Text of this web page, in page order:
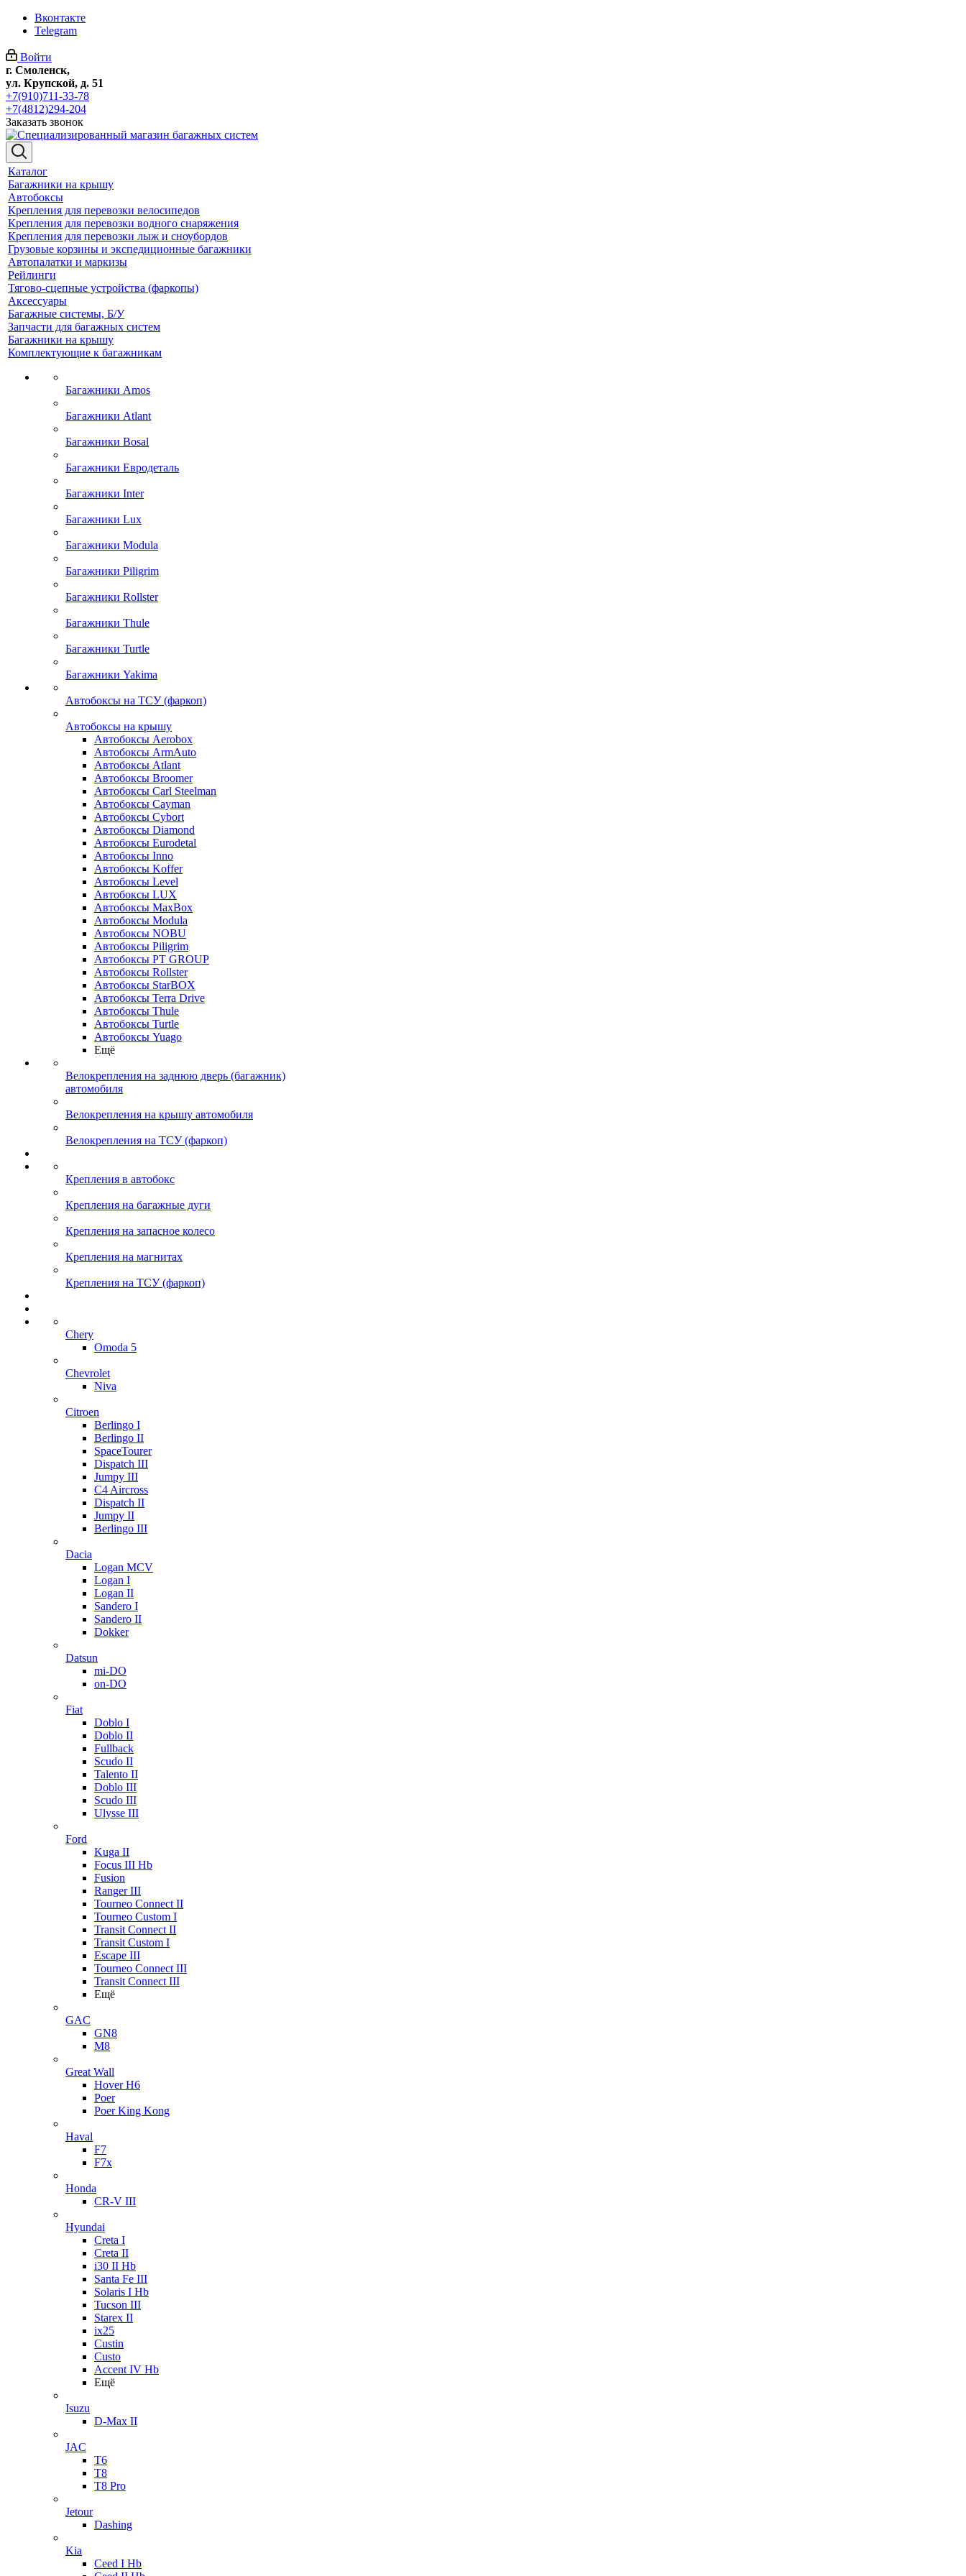
Вконтакте
Telegram
Войти
г. Смоленск,
ул. Крупской, д. 51
+7(910)711-33-78
+7(4812)294-204
Заказать звонок
Каталог
Багажники на крышу
Автобоксы
Крепления для перевозки велосипедов
Крепления для перевозки водного снаряжения
Крепления для перевозки лыж и сноубордов
Грузовые корзины и экспедиционные багажники
Автопалатки и маркизы
Рейлинги
Тягово-сцепные устройства (фаркопы)
Аксессуары
Багажные системы, Б/У
Запчасти для багажных систем
Багажники на крышу
Комплектующие к багажникам
Багажники Amos
Багажники Atlant
Багажники Bosal
Багажники Евродеталь
Багажники Inter
Багажники Lux
Багажники Modula
Багажники Piligrim
Багажники Rollster
Багажники Thule
Багажники Turtle
Багажники Yakima
Автобоксы на ТСУ (фаркоп)
Автобоксы на крышу
Автобоксы Aerobox
Автобоксы ArmAuto
Автобоксы Atlant
Автобоксы Broomer
Автобоксы Carl Steelman
Автобоксы Cayman
Автобоксы Cybort
Автобоксы Diamond
Автобоксы Eurodetal
Автобоксы Inno
Автобоксы Koffer
Автобоксы Level
Автобоксы LUX
Автобоксы MaxBox
Автобоксы Modula
Автобоксы NOBU
Автобоксы Piligrim
Автобоксы PT GROUP
Автобоксы Rollster
Автобоксы StarBOX
Автобоксы Terra Drive
Автобоксы Thule
Автобоксы Turtle
Автобоксы Yuago
Ещё
Велокрепления на заднюю дверь (багажник)
автомобиля
Велокрепления на крышу автомобиля
Велокрепления на ТСУ (фаркоп)
Крепления в автобокс
Крепления на багажные дуги
Крепления на запасное колесо
Крепления на магнитах
Крепления на ТСУ (фаркоп)
Chery
Omoda 5
Chevrolet
Niva
Citroen
Berlingo I
Berlingo II
SpaceTourer
Dispatch III
Jumpy III
C4 Aircross
Dispatch II
Jumpy II
Berlingo III
Dacia
Logan MCV
Logan I
Logan II
Sandero I
Sandero II
Dokker
Datsun
mi-DO
on-DO
Fiat
Doblo I
Doblo II
Fullback
Scudo II
Talento II
Doblo III
Scudo III
Ulysse III
Ford
Kuga II
Focus III Hb
Fusion
Ranger III
Tourneo Connect II
Tourneo Custom I
Transit Connect II
Transit Custom I
Escape III
Tourneo Connect III
Transit Connect III
Ещё
GAC
GN8
M8
Great Wall
Hover H6
Poer
Poer King Kong
Haval
F7
F7x
Honda
CR-V III
Hyundai
Creta I
Creta II
i30 II Hb
Santa Fe III
Solaris I Hb
Tucson III
Starex II
ix25
Custin
Custo
Accent IV Hb
Ещё
Isuzu
D-Max II
JAC
T6
T8
T8 Pro
Jetour
Dashing
Kia
Ceed I Hb